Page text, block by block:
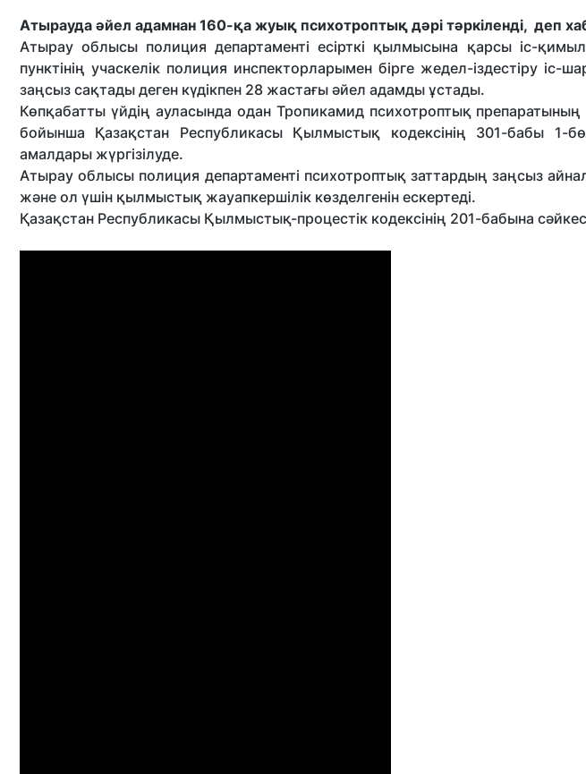
Атырауда әйел адамнан 160-қа жуық психотроптық дәрі тәркіленді, деп
Атырау облысы полиция департаменті есірткі қылмысына қарсы іс-
пунктінің учаскелік полиция инспекторларымен бірге жедел-іздестіру іс-
заңсыз сақтады деген күдікпен 28 жастағы әйел адамды ұстады.
Көпқабатты үйдің ауласында одан Тропикамид психотроптық препаратының
бойынша Қазақстан Республикасы Қылмыстық кодексінің 301-бабы 1-
амалдары жүргізілуде.
Атырау облысы полиция департаменті психотроптық заттардың заңсыз
және ол үшін қылмыстық жауапкершілік көзделгенін ескертеді.
Қазақстан Республикасы Қылмыстық-процестік кодексінің 201-бабына